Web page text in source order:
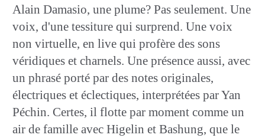
Alain Damasio, une plume? Pas seulement. Une
voix, d'une tessiture qui surprend. Une voix
non virtuelle, en live qui profère des sons
véridiques et charnels. Une présence aussi, avec
un phrasé porté par des notes originales,
électriques et éclectiques, interprétées par Yan
Péchin. Certes, il flotte par moment comme un
air de famille avec Higelin et Bashung, que le